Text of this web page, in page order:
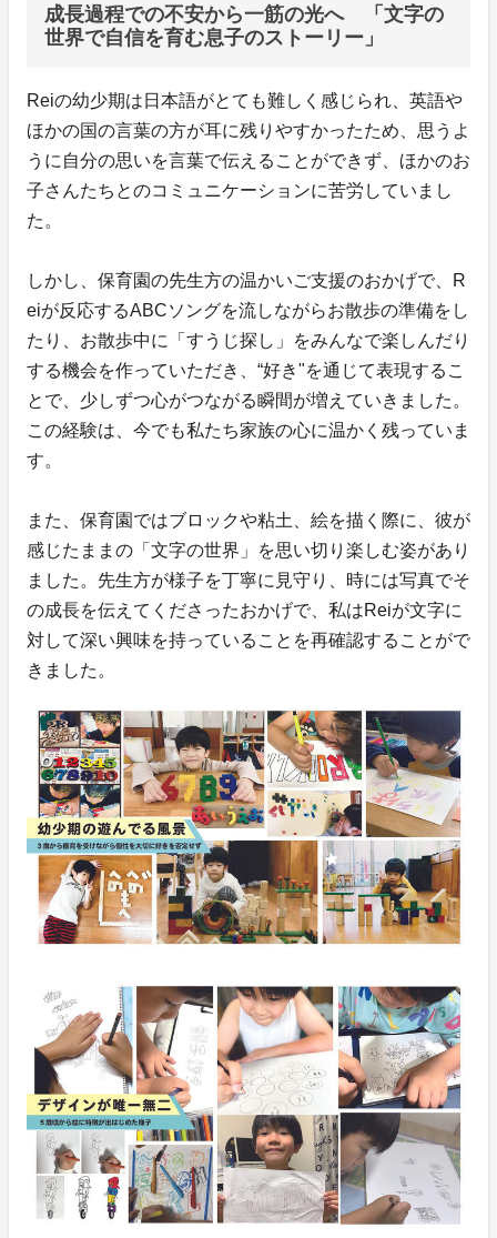
成長過程での不安から一筋の光へ 「文字の
世界で自信を育む息子のストーリー」
Reiの幼少期は日本語がとても難しく感じられ、英語や
ほかの国の言葉の方が耳に残りやすかったため、思うよ
うに自分の思いを言葉で伝えることができず、ほかのお
子さんたちとのコミュニケーションに苦労していまし
た。
しかし、保育園の先生方の温かいご支援のおかげで、R
eiが反応するABCソングを流しながらお散歩の準備をし
たり、お散歩中に「すうじ探し」をみんなで楽しんだり
する機会を作っていただき、“好き"を通じて表現するこ
とで、少しずつ心がつながる瞬間が増えていきました。
この経験は、今でも私たち家族の心に温かく残っていま
す。
また、保育園ではブロックや粘土、絵を描く際に、彼が
感じたままの「文字の世界」を思い切り楽しむ姿があり
ました。先生方が様子を丁寧に見守り、時には写真でそ
の成長を伝えてくださったおかげで、私はReiが文字に
対して深い興味を持っていることを再確認することがで
きました。